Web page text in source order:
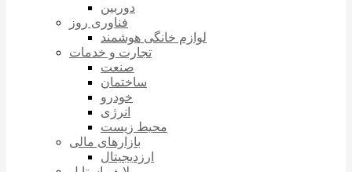
دوربین
فناوری روز
لوازم خانگی هوشمند
تجارت و خدمات
صنعت
ساختمان
خودرو
انرژی
محیط زیست
بازارهای مالی
ارزدیجیتال